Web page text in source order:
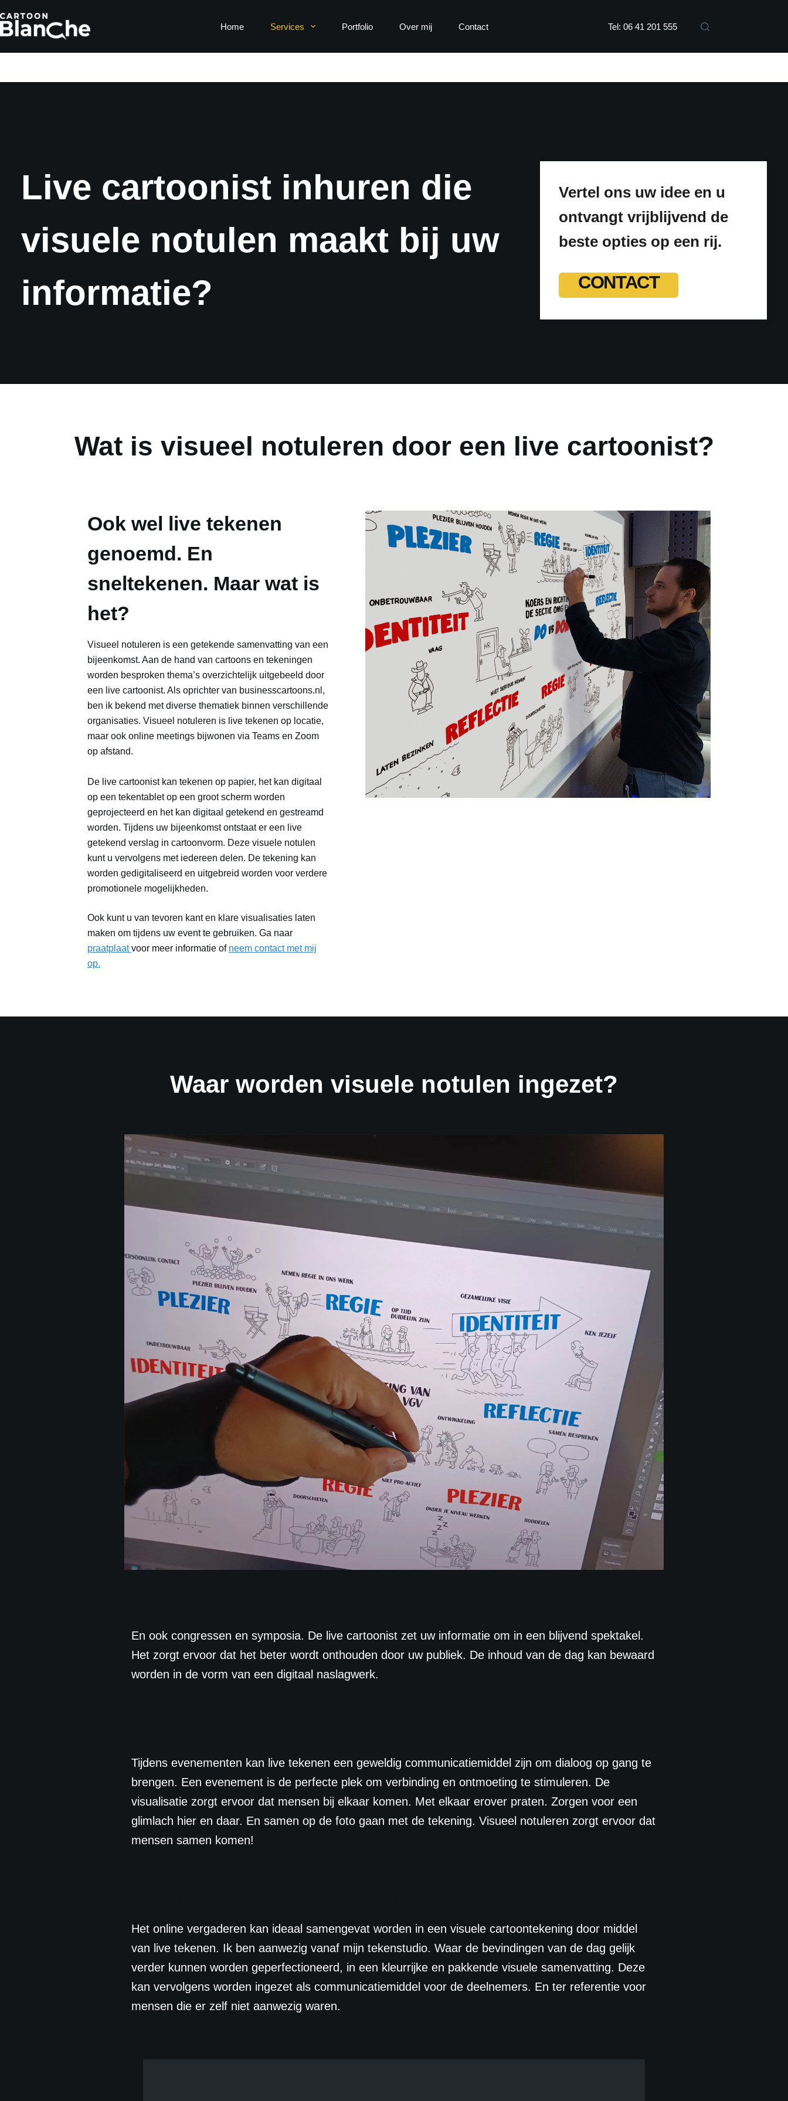
to
content
Home Services Portfolio Over mij Contact Tel: 06 41 201 555
Live cartoonist inhuren die
visuele notulen maakt bij uw
informatie?
Vertel ons uw idee en u
ontvangt vrijblijvend de
beste opties op een rij.
CONTACT
Wat is visueel notuleren door een live cartoonist?
Ook wel live tekenen
genoemd. En
sneltekenen. Maar wat is
het?
Visueel notuleren is een getekende samenvatting van een
bijeenkomst. Aan de hand van cartoons en tekeningen
worden besproken thema’s overzichtelijk uitgebeeld door
een live cartoonist. Als oprichter van businesscartoons.nl,
ben ik bekend met diverse thematiek binnen verschillende
organisaties. Visueel notuleren is live tekenen op locatie,
maar ook online meetings bijwonen via Teams en Zoom
op afstand.
De live cartoonist kan tekenen op papier, het kan digitaal
op een tekentablet op een groot scherm worden
geprojecteerd en het kan digitaal getekend en gestreamd
worden. Tijdens uw bijeenkomst ontstaat er een live
getekend verslag in cartoonvorm. Deze visuele notulen
kunt u vervolgens met iedereen delen. De tekening kan
worden gedigitaliseerd en uitgebreid worden voor verdere
promotionele mogelijkheden.
Ook kunt u van tevoren kant en klare visualisaties laten
maken om tijdens uw event te gebruiken. Ga naar
praatplaatvoor meer informatie of neem contact met mij
op.
Waar worden visuele notulen ingezet?
En ook congressen en symposia. De live cartoonist zet uw informatie om in een blijvend spektakel.
Het zorgt ervoor dat het beter wordt onthouden door uw publiek. De inhoud van de dag kan bewaard
worden in de vorm van een digitaal naslagwerk.
Tijdens evenementen kan live tekenen een geweldig communicatiemiddel zijn om dialoog op gang te
brengen. Een evenement is de perfecte plek om verbinding en ontmoeting te stimuleren. De
visualisatie zorgt ervoor dat mensen bij elkaar komen. Met elkaar erover praten. Zorgen voor een
glimlach hier en daar. En samen op de foto gaan met de tekening. Visueel notuleren zorgt ervoor dat
mensen samen komen!
Het online vergaderen kan ideaal samengevat worden in een visuele cartoontekening door middel
van live tekenen. Ik ben aanwezig vanaf mijn tekenstudio. Waar de bevindingen van de dag gelijk
verder kunnen worden geperfectioneerd, in een kleurrijke en pakkende visuele samenvatting. Deze
kan vervolgens worden ingezet als communicatiemiddel voor de deelnemers. En ter referentie voor
mensen die er zelf niet aanwezig waren.